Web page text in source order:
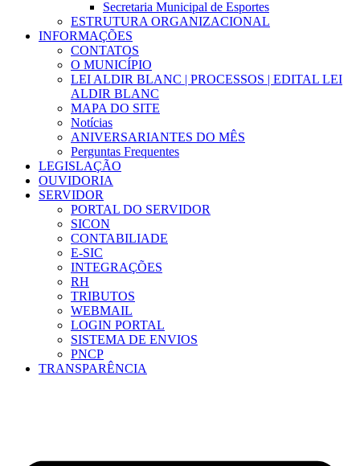
Secretaria Municipal de Esportes
ESTRUTURA ORGANIZACIONAL
INFORMAÇÕES
CONTATOS
O MUNICÍPIO
LEI ALDIR BLANC | PROCESSOS | EDITAL LEI
ALDIR BLANC
MAPA DO SITE
Notícias
ANIVERSARIANTES DO MÊS
Perguntas Frequentes
LEGISLAÇÃO
OUVIDORIA
SERVIDOR
PORTAL DO SERVIDOR
SICON
CONTABILIADE
E-SIC
INTEGRAÇÕES
RH
TRIBUTOS
WEBMAIL
LOGIN PORTAL
SISTEMA DE ENVIOS
PNCP
TRANSPARÊNCIA